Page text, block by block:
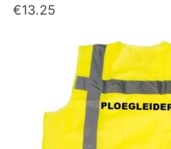
€13.25